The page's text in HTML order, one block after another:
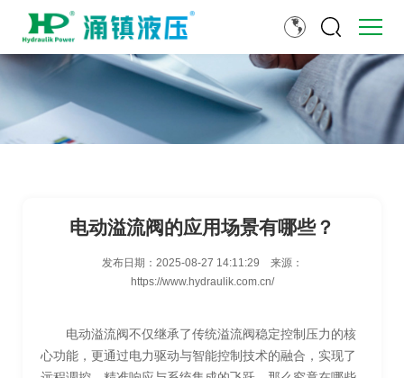
电动溢流阀的应用场景有哪些？
发布日期： 2025-08-27 14:11:29
来源：
https://www.hydraulik.com.cn/
电动溢流阀不仅继承了传统溢流阀稳定控制压力的核
心功能，更通过电力驱动与智能控制技术的融合，实现了